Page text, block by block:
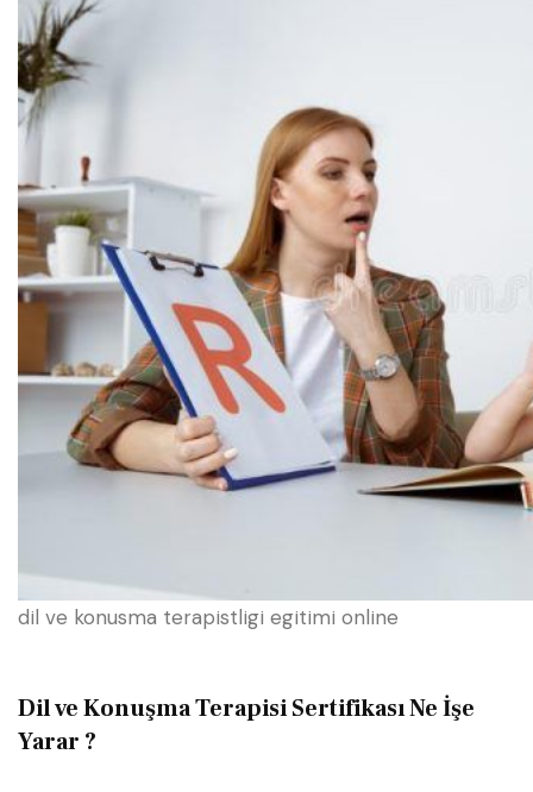
dil ve konusma terapistligi egitimi online
Dil ve Konuşma Terapisi Sertifikası Ne İşe
Yarar ?